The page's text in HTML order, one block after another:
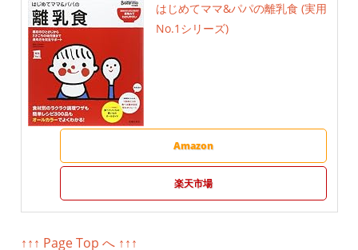
はじめてママ&パパの離乳食 (実用
No.1シリーズ)
Amazon
楽天市場
↑↑↑ Page Top へ ↑↑↑